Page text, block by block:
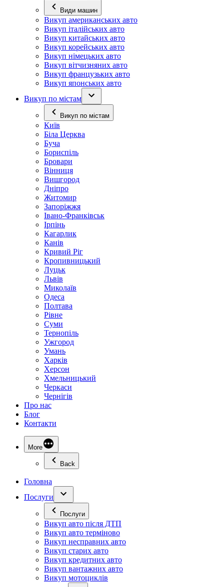
Види машин
Викуп американських авто
Викуп італійських авто
Викуп китайських авто
Викуп корейських авто
Викуп німецьких авто
Викуп вітчизняних авто
Викуп французьких авто
Викуп японських авто
Викуп по містам
Викуп по містам
Київ
Біла Церква
Буча
Бориспіль
Бровари
Вінниця
Вишгород
Дніпро
Житомир
Запоріжжя
Івано-Франківськ
Ірпінь
Кагарлик
Канів
Кривий Ріг
Кропивницький
Луцьк
Львів
Миколаїв
Одеса
Полтава
Рівне
Суми
Тернопіль
Ужгород
Умань
Харків
Херсон
Хмельницький
Черкаси
Чернігів
Про нас
Блог
Контакти
More
Back
Головна
Послуги
Послуги
Викуп авто після ДТП
Викуп авто терміново
Викуп несправних авто
Викуп старих авто
Викуп кредитних авто
Викуп вантажних авто
Викуп мотоциклів